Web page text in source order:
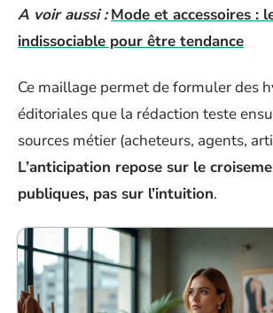
A voir aussi : Mode et accessoires :
indissociable pour être tendance
Ce maillage permet de formuler des
éditoriales que la rédaction teste
sources métier (acheteurs, agents,
L’anticipation repose sur le
publiques, pas sur l’intuition.